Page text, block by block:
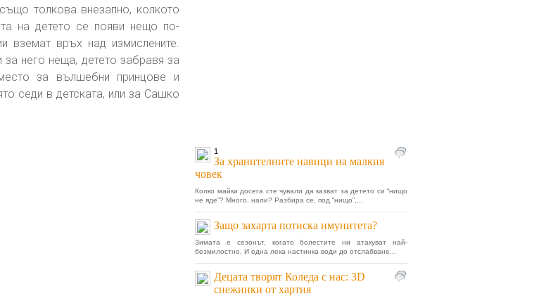
толкова внезапно, колкото
на детето се появи нещо по-
вземат връх над измислените.
него неща, детето забравя за
за вълшебни принцове и
седи в детската, или за Сашко
1
За хранителните навици на малкия
човек
Колко майки досега сте чували да казват за детето си “нищо
не яде”? Много, нали? Разбира се, под “нищо”,...
Защо захарта потиска имунитета?
Зимата е сезонът, когато болестите ни атакуват най-
безмилостно. И една лека настинка води до отслабване...
Децата творят Коледа с нас: 3D
снежинки от хартия